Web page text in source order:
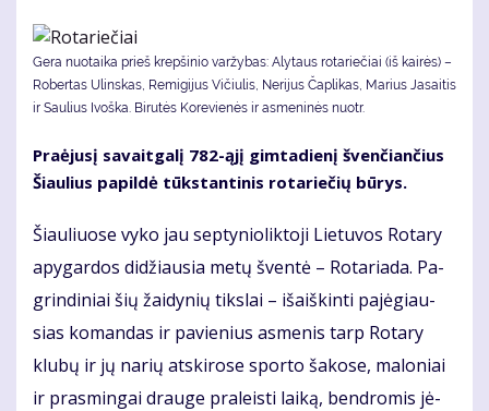
Gera nuotaika prieš krepšinio varžybas: Alytaus rotariečiai (iš kairės) –
Robertas Ulinskas, Remigijus Vičiulis, Nerijus Čaplikas, Marius Jasaitis
ir Saulius Ivoška. Bi­ru­tės Ko­re­vie­nės ir as­me­ni­nės nuotr.
Pra­ėju­sį sa­vait­ga­lį 782-ąjį gim­ta­die­nį šven­čian­čius
Šiau­lius pa­pil­dė tūks­tan­ti­nis ro­ta­rie­čių bū­rys.
Šiau­liuo­se vy­ko jau sep­ty­nio­lik­to­ji Lie­tu­vos Ro­ta­ry
apy­gar­dos di­džiau­sia me­tų šven­tė – Ro­ta­ria­da. Pa­
grin­di­niai šių žai­dy­nių tiks­lai – iš­aiš­kin­ti pa­jė­giau­
sias ko­man­das ir pa­vie­nius as­me­nis tarp Ro­ta­ry
klu­bų ir jų na­rių at­ski­ro­se spor­to ša­ko­se, ma­lo­niai
ir pra­smin­gai drau­ge pra­leis­ti lai­ką, ben­dro­mis jė­